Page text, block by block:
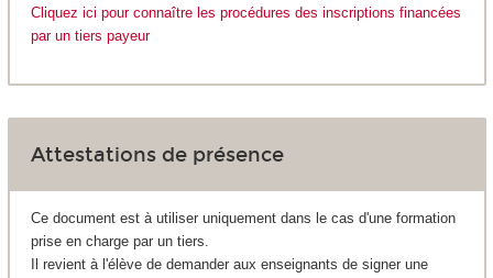
Cliquez ici pour connaître les procédures des inscriptions financées
par un tiers payeur
Attestations de présence
Ce document est à utiliser uniquement dans le cas d'une formation
prise en charge par un tiers.
Il revient à l'élève de demander aux enseignants de signer une